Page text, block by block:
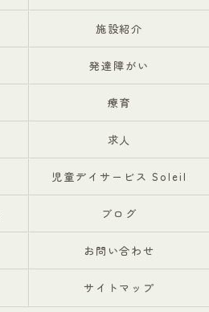
施設紹介
発達障がい
療育
求人
児童デイサービス Soleil
ブログ
お問い合わせ
サイトマップ